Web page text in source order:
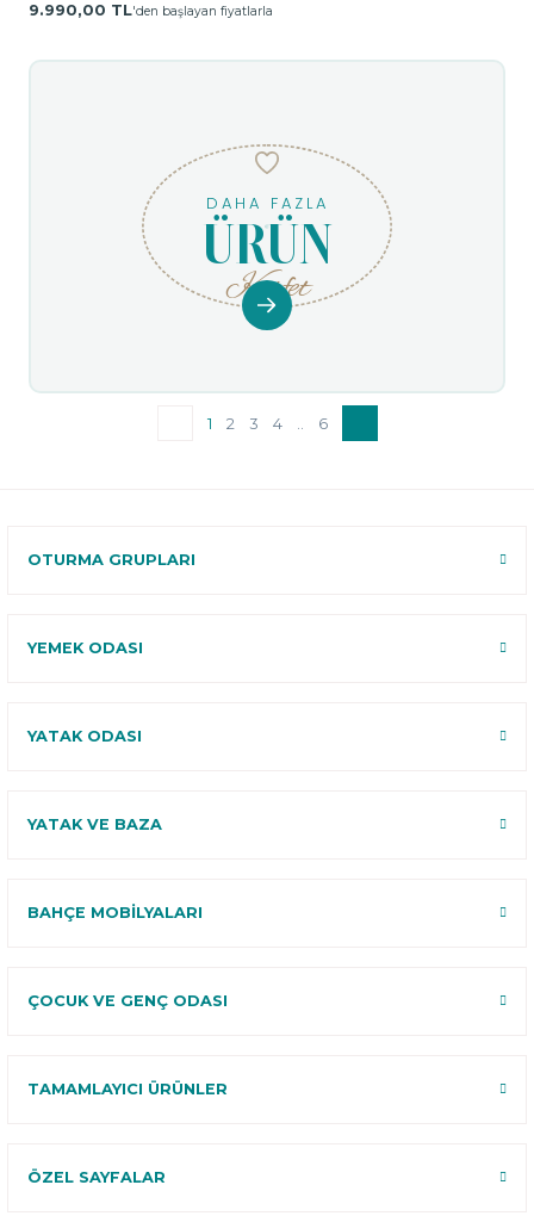
9.990,00 TL'den başlayan fiyatlarla
DAHA FAZLA
ÜRÜN
Keşfet
1 2 3 4 6
OTURMA GRUPLARI
YEMEK ODASI
YATAK ODASI
YATAK VE BAZA
BAHÇE MOBİLYALARI
ÇOCUK VE GENÇ ODASI
TAMAMLAYICI ÜRÜNLER
ÖZEL SAYFALAR